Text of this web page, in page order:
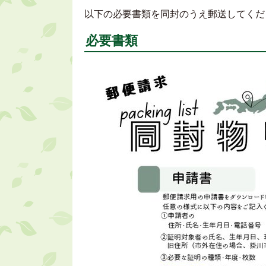
以下の必要書類を同封のうえ郵送してく
必要書類